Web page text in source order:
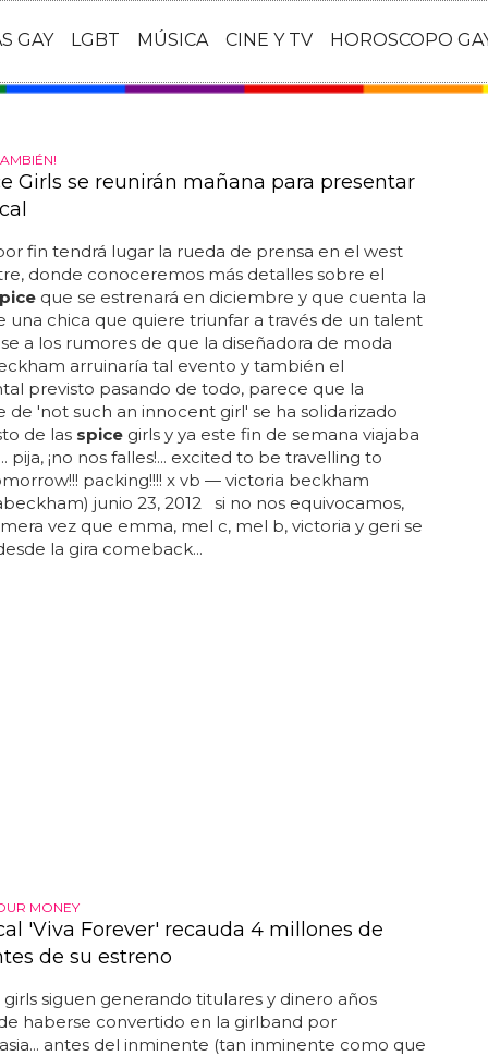
GAY LGBT MÚSICA CINE Y TV HOROSCOPO
Girls se reunirán mañana para presentar
fin tendrá lugar la rueda de prensa en el west
donde conoceremos más detalles sobre el
que se estrenará en diciembre y que cuenta la
una chica que quiere triunfar a través de un talent
a los rumores de que la diseñadora de moda
arruinaría tal evento y también el
previsto pasando de todo, parece que la
de 'not such an innocent girl' se ha solidarizado
de las spicegirls y ya este fin de semana viajaba
pija, ¡no nos falles!... excited to be travelling to
packing!!!! x vb — victoria beckham
junio 23, 2012 si no nos equivocamos,
vez que emma, mel c, mel b, victoria y geri se
la gira comeback...
MONEY
'Viva Forever' recauda 4 millones de
de su estreno
girls siguen generando titulares y dinero años
haberse convertido en la girlband por
antes del inminente (tan inminente como que